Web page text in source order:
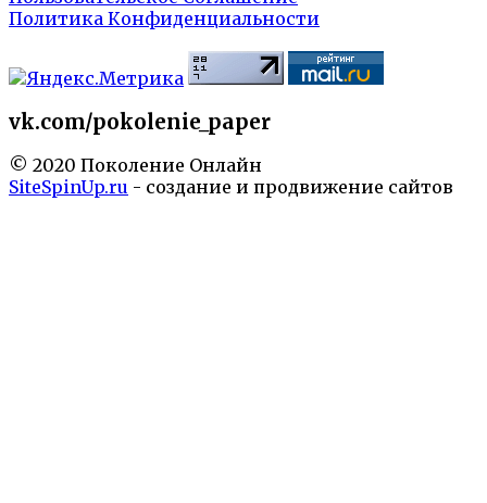
Политика Конфиденциальности
vk.com/pokolenie_paper
© 2020 Поколение Онлайн
SiteSpinUp.ru - создание и продвижение сайтов